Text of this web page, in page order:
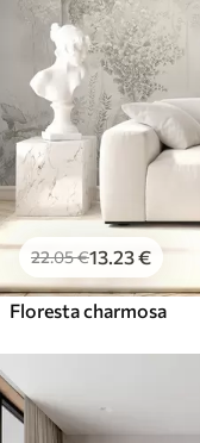
22.05€13 .23€
Floresta charmosa